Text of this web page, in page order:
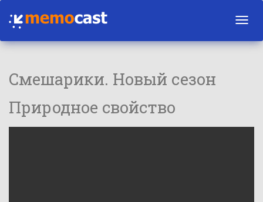
Смешарики. Новый сезон
Природное свойство